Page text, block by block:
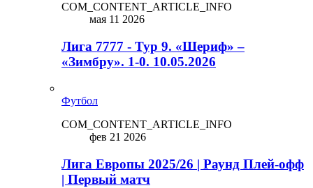
COM_CONTENT_ARTICLE_INFO
мая 11 2026
Лига 7777 - Тур 9. «Шериф» –
«Зимбру». 1-0. 10.05.2026
Футбол
COM_CONTENT_ARTICLE_INFO
фев 21 2026
Лига Европы 2025/26 | Раунд Плей-офф
| Первый матч